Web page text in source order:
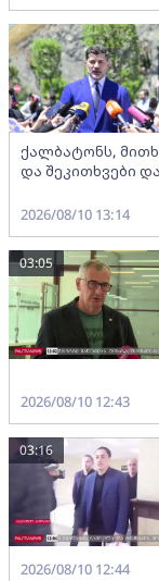
ქალბატონს,
და შეკითხვები
2026/08/10 13:14
03:05
2026/08/10 12:43
03:16
2026/08/10 12:44